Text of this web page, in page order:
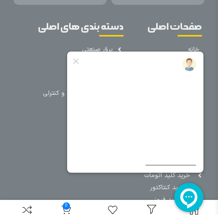
صفحات اصلی
خانه
درباره ما
دسته بندی های اصلی
برق صنعتی
تجهیزات حفاظتی و کنترلی
خرید کلید اتومات
خرید کنتاکتور
خرید فیوز
مینیاتوری
0